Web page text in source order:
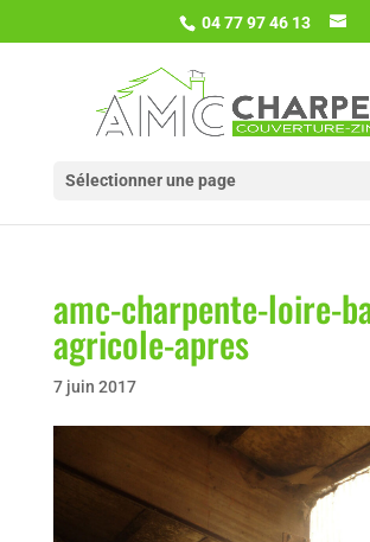
04 77 97 46 13
Sélectionner une page
amc-charpente-loire-
agricole-apres
7 juin 2017